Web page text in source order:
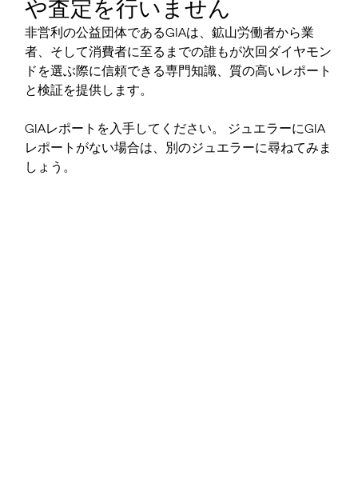
や査定を行いません
非営利の公益団体であるGIAは、鉱山労働者から業
者、そして消費者に至るまでの誰もが次回ダイヤモン
ドを選ぶ際に信頼できる専門知識、質の高いレポート
と検証を提供します。
GIAレポートを入手してください。 ジュエラーにGIA
レポートがない場合は、別のジュエラーに尋ねてみま
しょう。